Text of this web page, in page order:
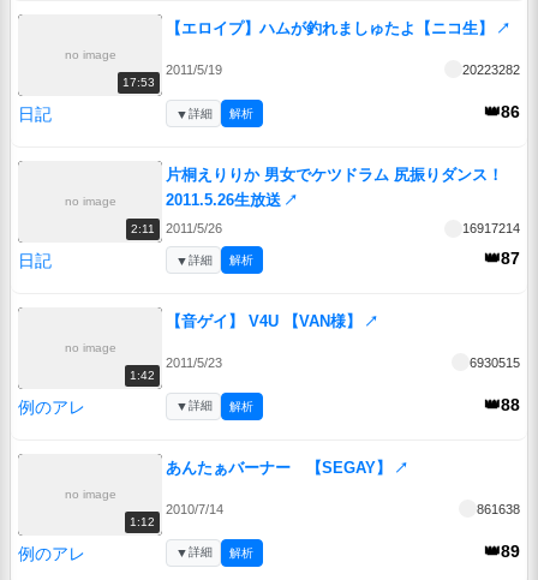
no image
17:53
【エロイプ】ハムが釣れましゅたよ【ニコ生】 ↗
2011/5/19 20223282
日記 👑86
▼詳細 解析
no image
2:11
片桐えりりか 男女でケツドラム 尻振りダンス！
2011.5.26生放送 ↗
2011/5/26 16917214
日記 👑87
▼詳細 解析
no image
1:42
【音ゲイ】 V4U 【VAN様】 ↗
2011/5/23 6930515
例のアレ 👑88
▼詳細 解析
no image
1:12
あんたぁバーナー 【SEGAY】 ↗
2010/7/14 861638
例のアレ 👑89
▼詳細 解析